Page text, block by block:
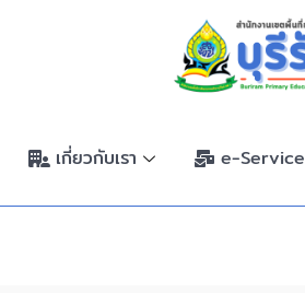
เกี่ยวกับเรา e-Service